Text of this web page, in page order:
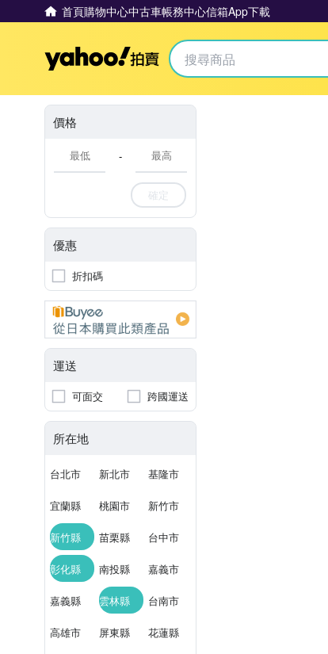
首頁購物中心中古車帳務中心信箱App下載
Yahoo拍賣
價格
-
確定
優惠
折扣碼
運送
可面交 跨國運送
所在地
台北市 新北市 基隆市
宜蘭縣 桃園市 新竹市
新竹縣 苗栗縣 台中市
彰化縣 南投縣 嘉義市
嘉義縣 雲林縣 台南市
高雄市 屏東縣 花蓮縣